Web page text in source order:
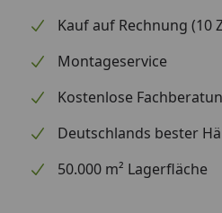
Kauf auf Rechnung (10
Montageservice
Kostenlose
Deutschlands bester
50.000 m² Lagerfläche